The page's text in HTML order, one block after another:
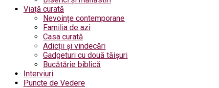
Viață curată
Nevoințe contemporane
Familia de azi
Casa curată
Adicții și vindecări
Gadgeturi cu două tăișuri
Bucătărie biblică
Interviuri
Puncte de Vedere